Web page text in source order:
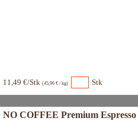
11,49 €/Stk (45,96 € / kg) Stk
NO COFFEE Premium Espresso